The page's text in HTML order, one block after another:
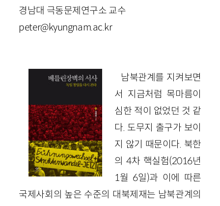
경남대 극동문제연구소 교수
peter@kyungnam.ac.kr
남북관계를 지켜보면
서 지금처럼 목마름이
심한 적이 없었던 것 같
다. 도무지 출구가 보이
지 않기 때문이다. 북한
의4차 핵실험(2016년
1월 6일)과 이에 따른
국제사회의 높은 수준의 대북제재는 남북관계의